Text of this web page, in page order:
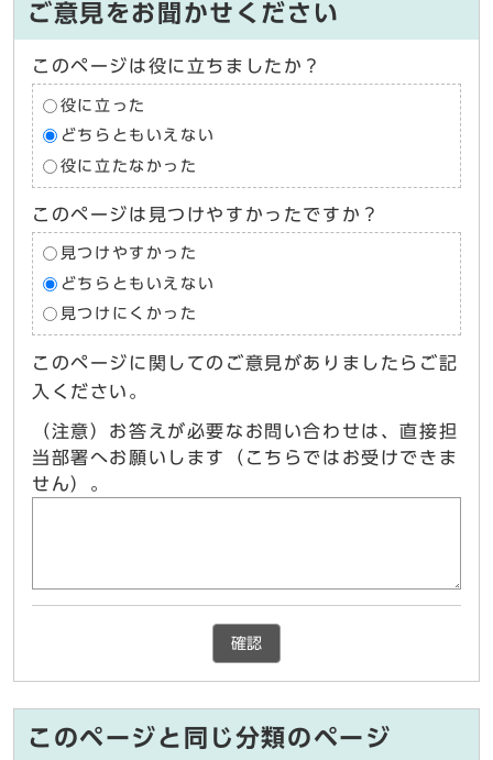
ご意見をお聞かせください
このページは役に立ちましたか？
役に立った
どちらともいえない
役に立たなかった
このページは見つけやすかったですか？
見つけやすかった
どちらともいえない
見つけにくかった
このページに関してのご意見がありましたらご記
入ください。
（注意）お答えが必要なお問い合わせは、直接担
当部署へお願いします（こちらではお受けできま
せん）。
確認
このページと同じ分類のページ